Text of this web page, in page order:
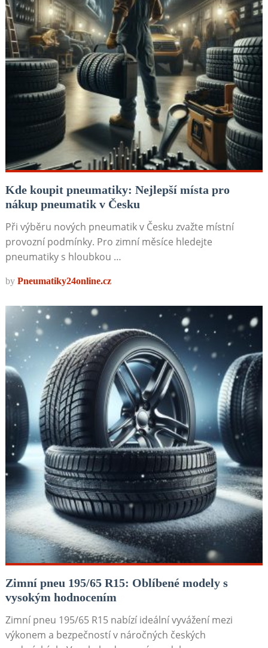
Kde koupit pneumatiky: Nejlepší místa pro
nákup pneumatik v Česku
Při výběru nových pneumatik v Česku zvažte místní
provozní podmínky. Pro zimní měsíce hledejte
pneumatiky s hloubkou …
by Pneumatiky24online.cz
Zimní pneu 195/65 R15: Oblíbené modely s
vysokým hodnocením
Zimní pneu 195/65 R15 nabízí ideální vyvážení mezi
výkonem a bezpečností v náročných českých